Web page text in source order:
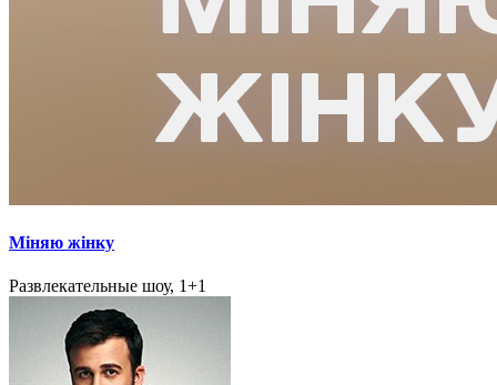
Міняю жінку
Развлекательные шоу, 1+1